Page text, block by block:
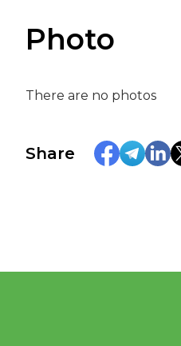
Photo
There are no photos
Share